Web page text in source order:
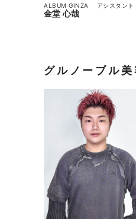
金堂 心哉
ALBUM GINZA アシスタント
グルノーブル